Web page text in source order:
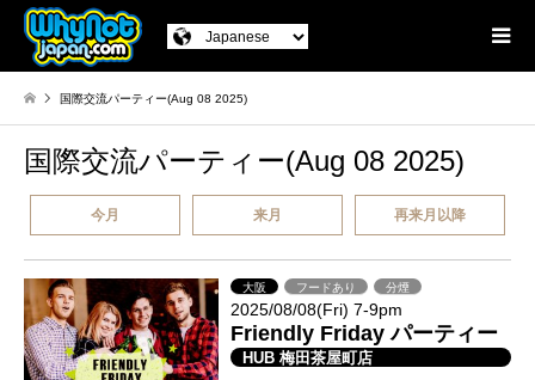
国際交流パーティー(Aug 08 2025)
国際交流パーティー(Aug 08 2025)
今月 来月 再来月以降
大阪 フードあり 分煙
2025/08/08(Fri) 7-9pm
Friendly Friday パーティー
HUB 梅田茶屋町店